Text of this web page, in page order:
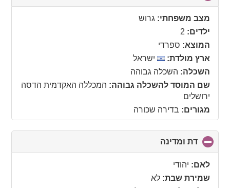
to
collapse
מצב משפחתי: גרוש
ילדים: 2
המוצא: ספרדי
ארץ מולדת:
ישראל
השכלה: השכלה גבוהה
שם המוסד להשכלה גבוהה: המכללה האקדמית הדסה
ירושלים
מגורים: בדירה שכורה
דת ומדינה
to
contents
לאם: יהודי
שמירת שבת: לא